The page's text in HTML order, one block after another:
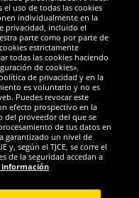
el uso de todas las cookies
individualmente en la
privacidad, incluido el
parte como por parte de
estrictamente
todas las cookies haciendo
de cookies».
de privacidad y en la
es voluntario y no es
Puedes revocar este
efecto prospectivo en la
del proveedor del que se
de tus datos en
garantizado un nivel de
y, según el TJCE, se corre el
de la seguridad accedan a
información